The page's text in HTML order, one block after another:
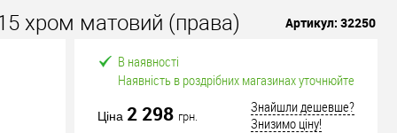
хром матовий (права) Артикул: 32250
В наявності
Наявність в роздрібних магазинах уточнюйте
Ціна 2 298 грн.
Знайшли дешевше?
Знизимо ціну!